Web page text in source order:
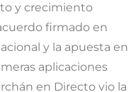
y crecimiento
firmado en
y la apuesta en
aplicaciones
en Directo vio la